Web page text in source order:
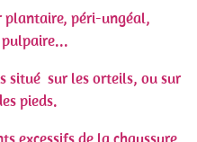
plantaire, péri-ungéal,
situé sur les orteils, ou sur
pieds.
excessifs de la chaussure